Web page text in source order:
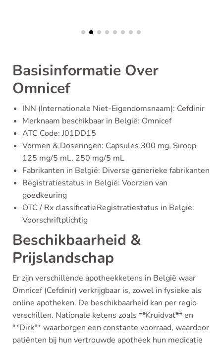
Basisinformatie Over
Omnicef
INN (Internationale Niet-Eigendomsnaam): Cefdinir
Merknaam beschikbaar in België: Omnicef
ATC Code: J01DD15
Vormen & Doseringen: Capsules 300 mg, Siroop
125 mg/5 mL, 250 mg/5 mL
Fabrikanten in België: Diverse generieke fabrikanten
Registratiestatus in België: Voorzien van
goedkeuring
OTC / Rx classificatieRegistratiestatus in België:
Voorschriftplichtig
Beschikbaarheid &
Prijslandschap
Er zijn verschillende apotheekketens in België waar
Omnicef (Cefdinir) verkrijgbaar is, zowel in fysieke als
online apotheken. De beschikbaarheid kan per regio
verschillen. Nationale ketens zoals **Kruidvat** en
**Dirk** waarborgen een constante voorraad, waardoor
patiënten bij hun vertrouwde apotheek hun medicatie